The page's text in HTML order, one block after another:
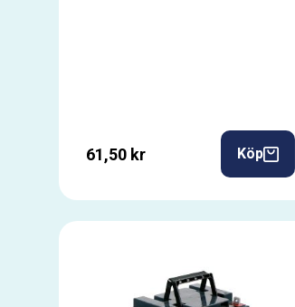
61,50 kr Köp